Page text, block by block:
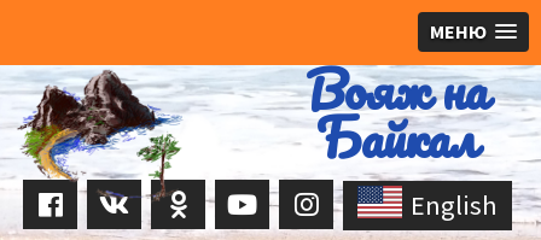
МЕНЮ
Перейти
содержимому
Вояж на
Байкал
English